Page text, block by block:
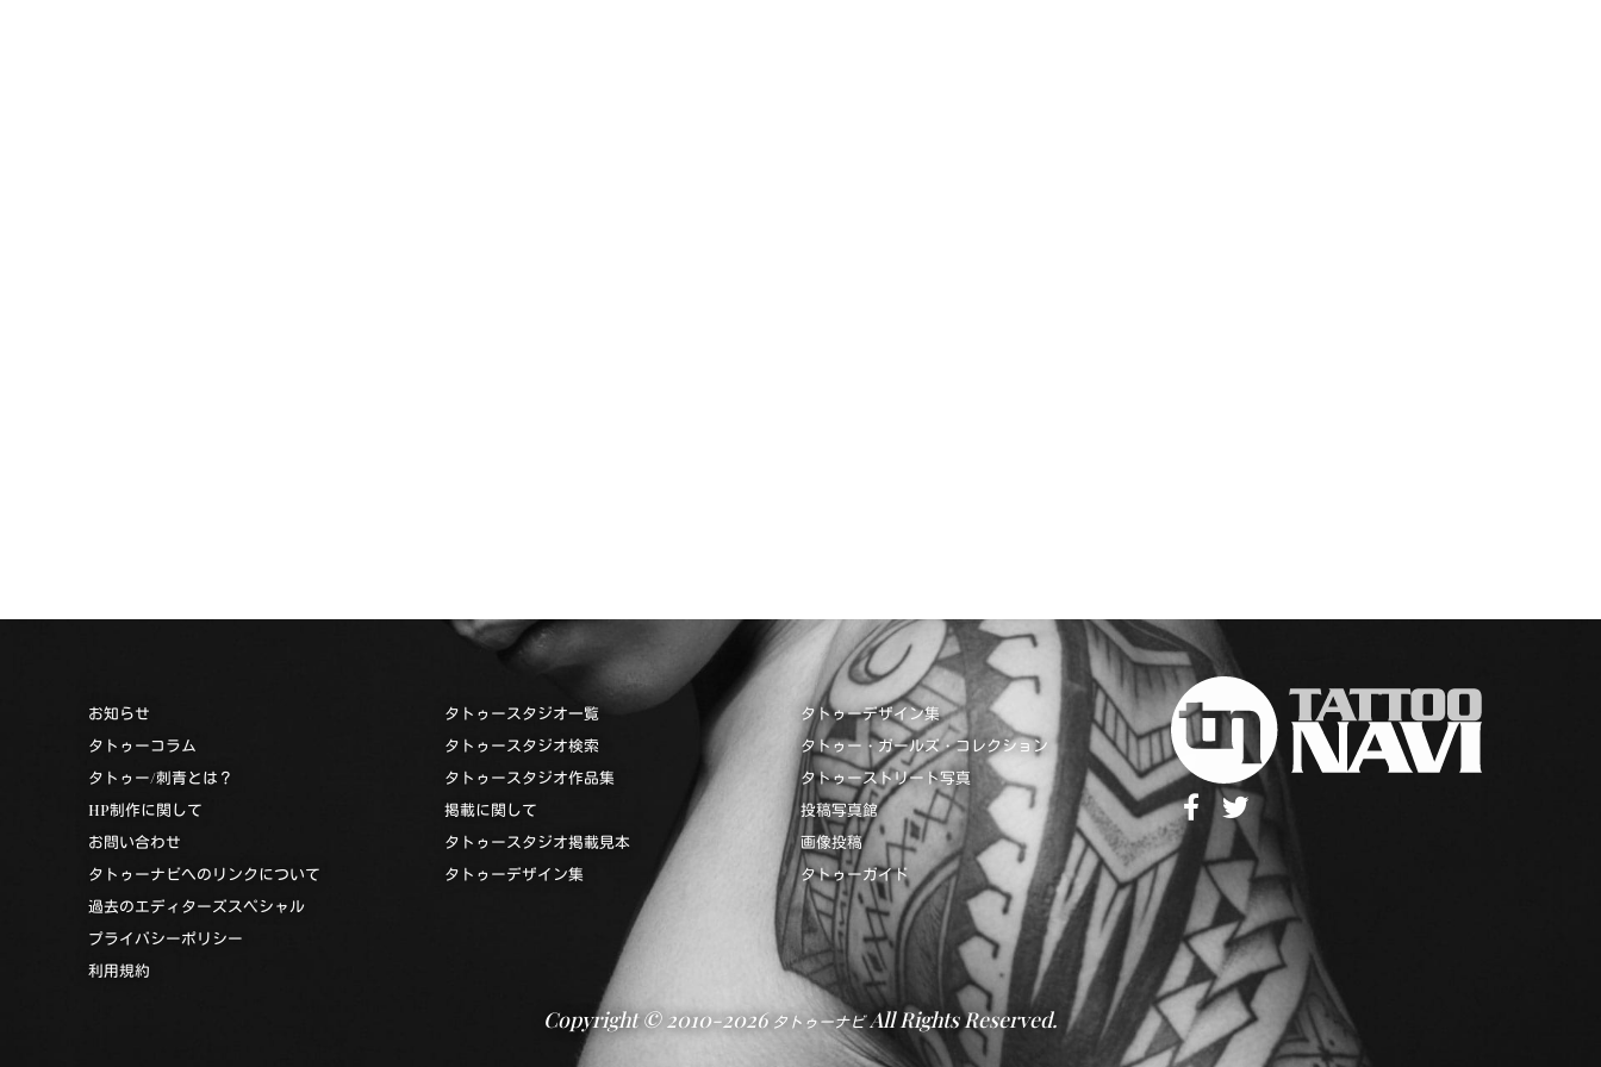
お知らせ
タトゥーコラム
タトゥー/刺青とは？
HP制作に関して
お問い合わせ
タトゥーナビへのリンクについて
過去のエディターズスペシャル
プライバシーポリシー
利用規約
タトゥースタジオ一覧
タトゥースタジオ検索
タトゥースタジオ作品集
掲載に関して
タトゥースタジオ掲載見本
タトゥーデザイン集
タトゥーデザイン集
タトゥー・ガールズ・コレクション
タトゥーストリート写真
投稿写真館
画像投稿
タトゥーガイド
Copyright © 2010-2026タトゥーナビAll Rights Reserved.